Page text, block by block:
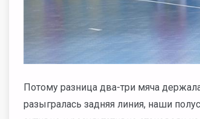
Потому разница два-три мяча
разыгралась задняя линия, наши